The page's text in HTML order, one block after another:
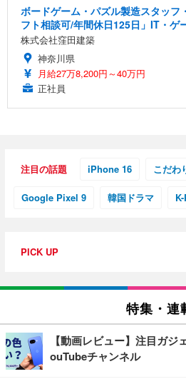
ボードゲーム・パズル製造スタッフ
フト相談可/年間休日125日」IT・ゲ
株式会社窪田建築
神奈川県
月給27万8,200円～40万円
正社員
注目の話題 iPhone 16 こだわ
Google Pixel 9 韓国ドラマ
PICK UP
特集・連
【動画レビュー】注目ガ
ouTubeチャンネル